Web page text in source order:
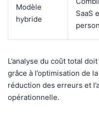
Modèle
hybride
SaaS
L’analyse du coût total
grâce à l’optimisation de
réduction des erreurs et
opérationnelle.